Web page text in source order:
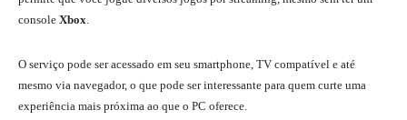
console Xbox.
O serviço pode ser acessado em seu smartphone, TV compatível e até
mesmo via navegador, o que pode ser interessante para quem curte uma
experiência mais próxima ao que o PC oferece.